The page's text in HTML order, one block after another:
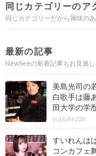
同じカテゴリーのア
同じカテゴリーだから興味の
最新の記事
NewSeeの新着記事もお見逃し
美島光司の
白歌手は藤
田大学の学
確執もまとめ
yujitake226
すいれんは
コンカフェ